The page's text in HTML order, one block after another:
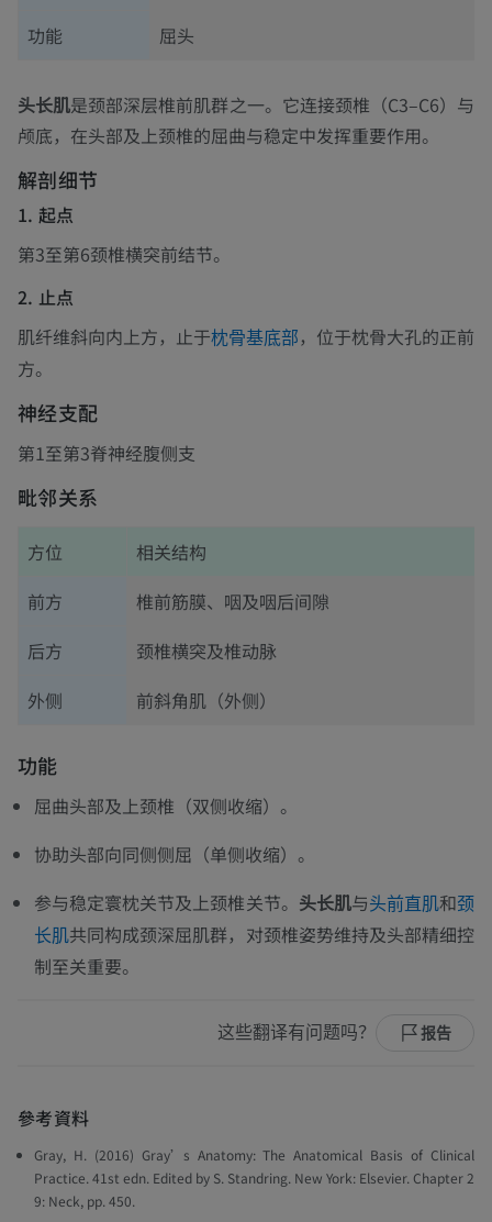
功能
屈头
头长肌是颈部深层椎前肌群之一。它连接颈椎（C3–C6）与
颅底，在头部及上颈椎的屈曲与稳定中发挥重要作用。
解剖细节
1. 起点
第3至第6颈椎横突前结节。
2. 止点
肌纤维斜向内上方，止于枕骨基底部，位于枕骨大孔的正前
方。
神经支配
第1至第3脊神经腹侧支
毗邻关系
方位
相关结构
前方
椎前筋膜、咽及咽后间隙
后方
颈椎横突及椎动脉
外侧
前斜角肌（外侧）
功能
屈曲头部及上颈椎（双侧收缩）。
协助头部向同侧侧屈（单侧收缩）。
参与稳定寰枕关节及上颈椎关节。 头长肌与头前直肌和颈
长肌共同构成颈深屈肌群，对颈椎姿势维持及头部精细控
制至关重要。
这些翻译有问题吗？ 报告
參考資料
Gray, H. (2016) Gray’s Anatomy: The Anatomical Basis of Clinical
Practice. 41st edn. Edited by S. Standring. New York: Elsevier. Chapter 2
9: Neck, pp. 450.